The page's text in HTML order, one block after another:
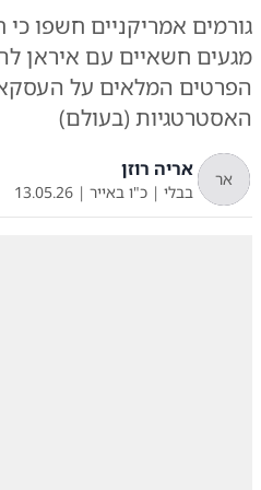
גורמים אמריקניים חשפו כי
מגעים חשאיים עם איראן
הפרטים המלאים על
האסטרטגיות (בעולם)
אר אריה רוזן
בבלי | כ"ו באייר |
13.05.26